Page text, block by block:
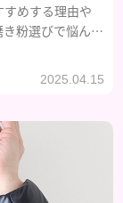
めする理由や
粉選びで悩んで
2025.04.15